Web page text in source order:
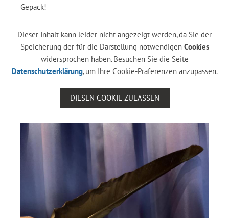
Gepäck!
Dieser Inhalt kann leider nicht angezeigt werden, da Sie der
Speicherung der für die Darstellung notwendigen Cookies
widersprochen haben. Besuchen Sie die Seite
Datenschutzerklärung, um Ihre Cookie-Präferenzen anzupassen.
DIESEN COOKIE ZULASSEN